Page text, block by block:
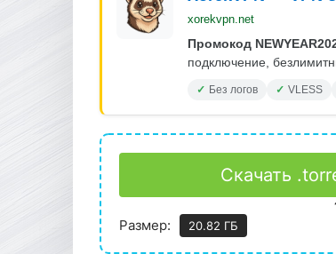
xorekvpn.net
Промокод
подключение,
Без логов VLESS
Скачать
Размер:
20.82 ГБ